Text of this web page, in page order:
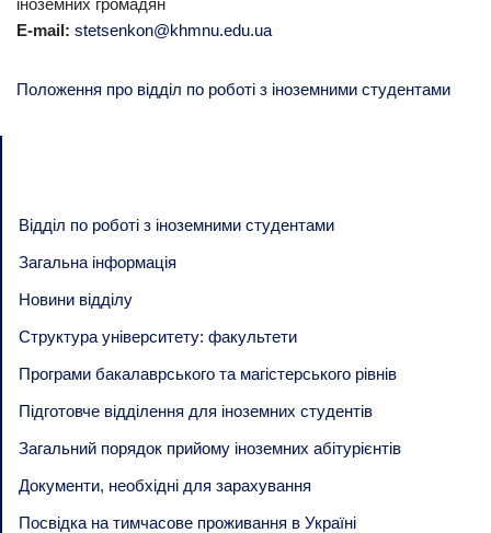
іноземних громадян
E-mail: stetsenkon@khmnu.edu.ua
Положення про відділ по роботі з іноземними студентами
Відділ по роботі з іноземними студентами
Загальна інформація
Новини відділу
Структура університету: факультети
Програми бакалаврського та магістерського рівнів
Підготовче відділення для іноземних студентів
Загальний порядок прийому іноземних абітурієнтів
Документи, необхідні для зарахування
Посвідка на тимчасове проживання в Україні